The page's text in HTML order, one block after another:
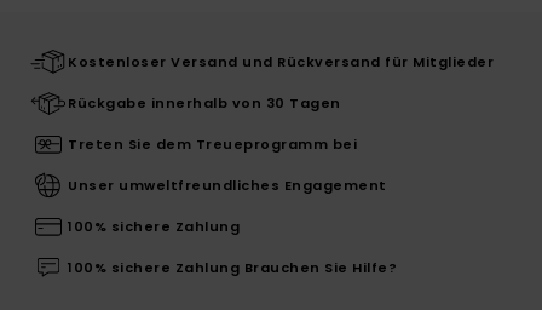
Kostenloser Versand und Rückversand für Mitglieder
Rückgabe innerhalb von 30 Tagen
Treten Sie dem Treueprogramm bei
Unser umweltfreundliches Engagement
100% sichere Zahlung
100% sichere Zahlung Brauchen Sie Hilfe?